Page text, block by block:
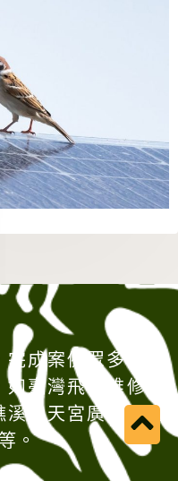
成案例眾多，大
臺灣飛機維修股
協天宮廣場、金
。